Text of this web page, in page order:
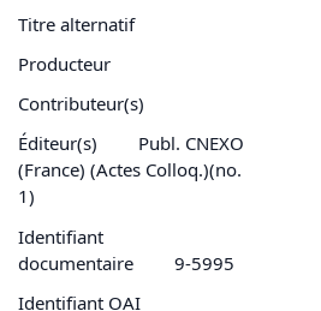
Titre alternatif
Producteur
Contributeur(s)
Éditeur(s)
Publ. CNEXO
(France) (Actes Colloq.)(no.
1)
Identifiant
documentaire
9-5995
Identifiant OAI